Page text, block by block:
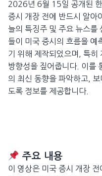
2026년 6월 15일 공개된
증시 개장 전에 반드시 알아
늘의 특징주 및 주요 뉴스를
들이 미국 증시의 흐름을 예
기 위해 제작되었으며, 특히
방향성을 짚어줍니다. 이를
의 최신 동향을 파악하고,
도록 정보를 제공합니다.
주요 내용
이 영상은 미국 증시 개장